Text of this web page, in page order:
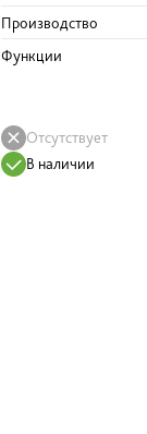
Производство
Функции
Отсутствует
В наличии